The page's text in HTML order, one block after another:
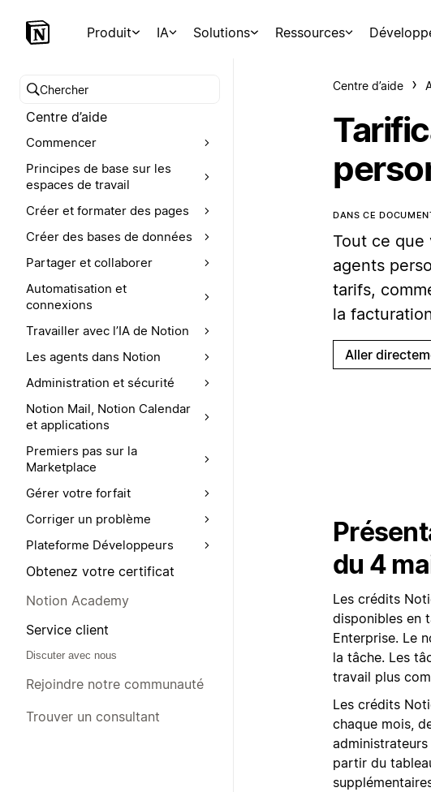
Produit IA Solutions Ressources
Chercher dans le centre d’aide
Centre d’aide
Commencer
Principes de base sur les
espaces de travail
Créer et formater des pages
Créer des bases de données
Partager et collaborer
Automatisation et
connexions
Travailler avec l’IA de Notion
Les agents dans Notion
Administration et sécurité
Notion Mail, Notion Calendar
et applications
Premiers pas sur la
Marketplace
Gérer votre forfait
Corriger un problème
Plateforme Développeurs
Obtenez votre certificat
Notion Academy
Service client
Discuter avec nous
Rejoindre notre communauté
Trouver un consultant
Centre d’aide
DANS CE
Tout ce que
agents
tarifs,
la
Aller
du 4
Les crédits
disponibles en
Enterprise. Le
la tâche. Les
travail plus
Les crédits
chaque mois,
partir du